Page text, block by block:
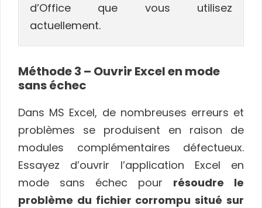
d’Office que vous utilisez
actuellement.
Méthode 3 – Ouvrir Excel en mode
sans échec
Dans MS Excel, de nombreuses erreurs et
problèmes se produisent en raison de
modules complémentaires défectueux.
Essayez d’ouvrir l’application Excel en
mode sans échec pour résoudre le
problème du fichier corrompu situé sur